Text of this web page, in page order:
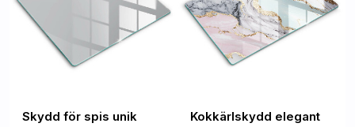
Skydd för spis unik
Kokkärlskydd elegant